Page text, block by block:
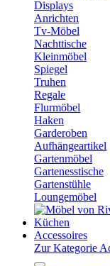
Displays
Anrichten
Tv-Möbel
Nachttische
Kleinmöbel
Spiegel
Truhen
Regale
Flurmöbel
Haken
Garderoben
Aufhängeartikel
Gartenmöbel
Gartenesstische
Gartenstühle
Loungemöbel
Küchen
Accessoires
Zur Kategorie